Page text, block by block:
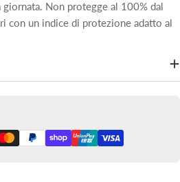
Non protegge al 100% dal
con un indice di protezione adatto al